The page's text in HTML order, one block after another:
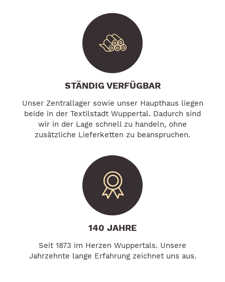
STÄNDIG VERFÜGBAR
Unser Zentrallager sowie unser Haupthaus liegen
beide in der Textilstadt Wuppertal. Dadurch sind
wir in der Lage schnell zu handeln, ohne
zusätzliche Lieferketten zu beanspruchen.
140 JAHRE
Seit 1873 im Herzen Wuppertals. Unsere
Jahrzehnte lange Erfahrung zeichnet uns aus.